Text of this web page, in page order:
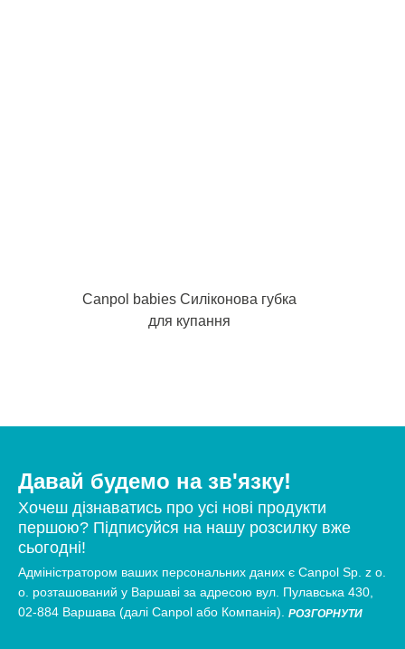
Canpol babies Силіконова губка
для купання
Давай будемо на зв'язку!
Хочеш дізнаватись про усі нові продукти
першою? Підписуйся на нашу розсилку вже
сьогодні!
Адміністратором ваших персональних даних є Canpol Sp. z o.
о. розташований у Варшаві за адресою вул. Пулавська 430,
02-884 Варшава (далі Canpol або Компанія). РОЗГОРНУТИ